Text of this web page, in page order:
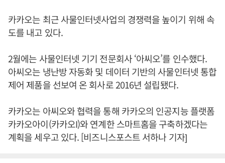
카카오는 최근 사물인터넷사업의 경쟁력을 높이기 위해 속
도를 내고 있다.
2월에는 사물인터넷 기기 전문회사 ‘아씨오’를 인수했다.
아씨오는 냉난방 자동화 및 데이터 기반의 사물인터넷 통합
제어 제품을 선보여 온 회사로 2016년 설립됐다.
카카오는 아씨오와 협력을 통해 카카오의 인공지능 플랫폼
카카오아이(카카오I)와 연계한 스마트홈을 구축하겠다는
계획을 세우고 있다. [비즈니스포스트 서하나 기자]